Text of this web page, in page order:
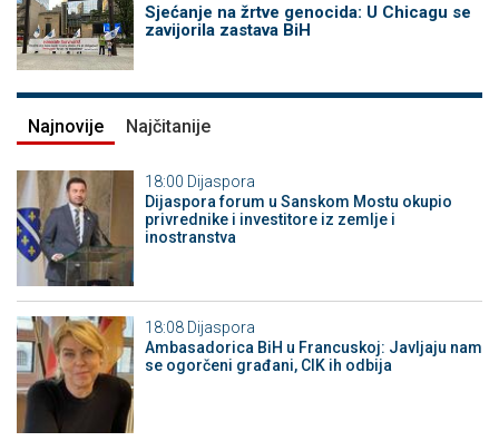
Sjećanje na žrtve genocida: U Chicagu se
zavijorila zastava BiH
Najnovije Najčitanije
18:00 Dijaspora
Dijaspora forum u Sanskom Mostu okupio
privrednike i investitore iz zemlje i
inostranstva
18:08 Dijaspora
Ambasadorica BiH u Francuskoj: Javljaju nam
se ogorčeni građani, CIK ih odbija